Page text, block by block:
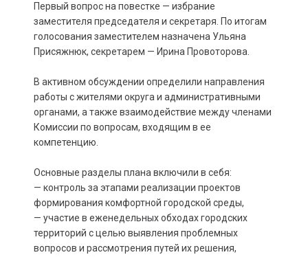
Первый вопрос на повестке — избрание
заместителя председателя и секретаря. По итогам
голосования заместителем назначена Ульяна
Присяжнюк, секретарем — Ирина Провоторова.
В активном обсуждении определили направления
работы с жителями округа и административными
органами, а также взаимодействие между членами
Комиссии по вопросам, входящим в ее
компетенцию.
Основные разделы плана включили в себя:
— контроль за этапами реализации проектов
формирования комфортной городской среды,
— участие в еженедельных обходах городских
территорий с целью выявления проблемных
вопросов и рассмотрения путей их решения,